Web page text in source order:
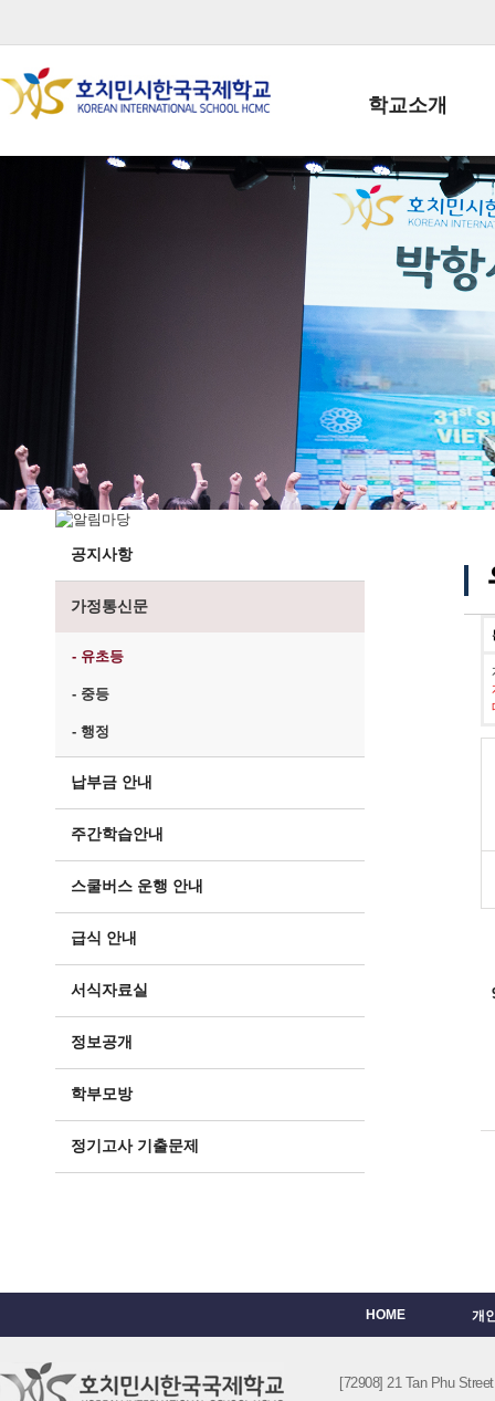
학교소개
학교장인사말
학생회장인사말
학교상징
학교 CI
교직원현황
학생현황
위치/전화
전경사진
공지사항
가정통신문
- 유초등
- 중등
- 행정
납부금 안내
주간학습안내
스쿨버스 운행 안내
급식 안내
서식자료실
정보공개
학부모방
정기고사 기출문제
HOME 개
[72908] 21 Tan Phu